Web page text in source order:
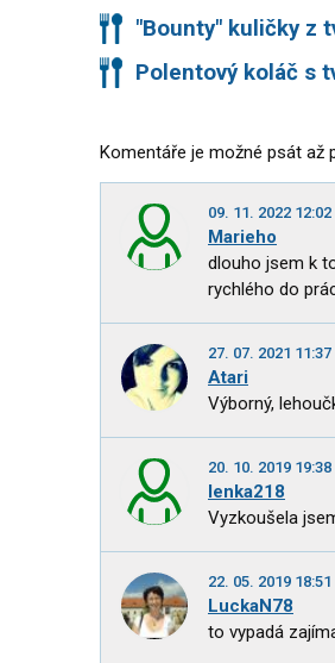
"Bounty" kuličky z
Polentový koláč s
Komentáře je možné psát až
09. 11. 2022 12:02
Marieho
dlouho jsem k
rychlého do
27. 07. 2021 11:37
Atari
Výborný,
20. 10. 2019 19:38
lenka218
Vyzkoušela
22. 05. 2019 18:51
LuckaN78
to vypadá